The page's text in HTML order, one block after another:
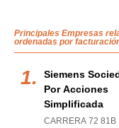
Principales Empresas
ordenadas por
Siemens
Por Acciones
Simplificada
CARRERA 72 81B